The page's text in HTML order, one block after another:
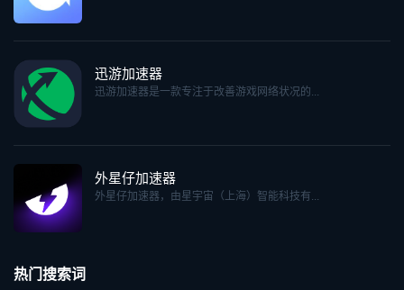
迅游加速器
迅游加速器是一款专注于改善游戏网络状况的...
外星仔加速器
外星仔加速器，由星宇宙（上海）智能科技有...
热门搜索词